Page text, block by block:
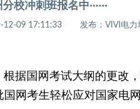
校冲刺班报名中······
12-09 17:11:33 发布：VIVI电力
根据国网考试大纲的更改
国网考生轻松应对国家电